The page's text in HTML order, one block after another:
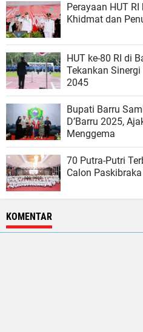
Perayaan HUT
Khidmat dan
HUT ke-80 RI di
Tekankan
2045
Bupati Barru
D’Barru 2025,
Menggema
70 Putra-Putri
Calon
KOMENTAR